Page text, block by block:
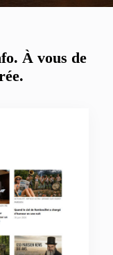
À vous de